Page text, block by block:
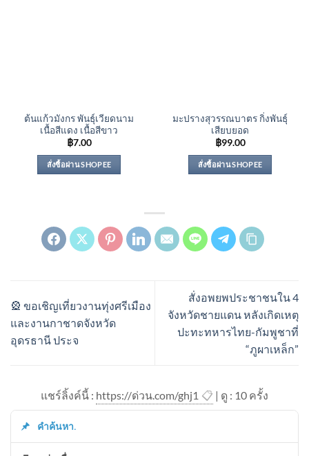
ต้นแก้วมังกร พันธุ์เวียดนาม
เนื้อสีแดง เนื้อสีขาว
฿7.00
สั่งซื้อผ่าน SHOPEE
มะปรางสุวรรณบาตร กิ่งพันธุ์
เสียบยอด
฿99.00
สั่งซื้อผ่าน SHOPEE
🎡 ขอเชิญเที่ยวงานทุ่งศรีเมือง
และงานกาชาดจังหวัด
อุดรธานี ประจ
สั่งอพยพประชาชนใน 4
จังหวัดชายแดน หลังเกิดเหตุ
ปะทะทหารไทย-กัมพูชาที่
“ภูผาเหล็ก”
แชร์ลิ้งค์นี้ : https://ด่วน.com/ghj1 📋 | ดู : 10 ครั้ง
คำค้นหา.